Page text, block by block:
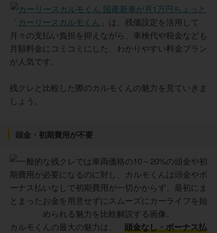
「 カーリースカルモくん 」は、残価設定を活用して
月々の支払い負担を抑えながら、車検代や税金なども
月額料金にコミコミにした、わかりやすい料金プラン
が人気です。
残クレと比較した際のカルモくんの魅力を見ていきま
しょう。
頭金・初期費用が不要
カルモくんの最大の魅力は、
頭金なし・ボーナス払